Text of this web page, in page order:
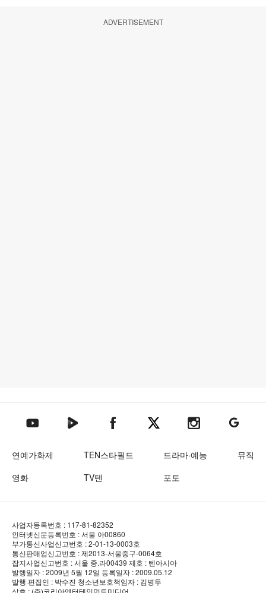
ADVERTISEMENT
텐아시아 유튜브텐아시아 네이버TV텐아시아 페이스북텐아시아 엑스텐아시아 인스타그램
텐아시아
연예가화제 TEN스타필드 드라마·예능
뮤직
영화
TV텐 포토
사업자등록번호 : 117-81-82352
인터넷신문등록번호 : 서울 아00860
부가통신사업신고번호 : 2-01-13-0003호
통신판매업신고번호 : 제2013-서울중구-0064호
잡지사업신고번호 : 서울 중.라00439 제호 : 텐아시아
발행일자 : 2009년 5월 12일 등록일자 : 2009.05.12
발행·편집인 : 박수진 청소년보호책임자 : 김병두
상호 : (주)코리아엔터테인먼트미디어